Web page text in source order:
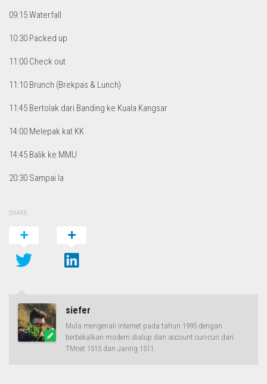
09:15 Waterfall
10:30 Packed up
11:00 Check out
11:10 Brunch (Brekpas & Lunch)
11:45 Bertolak dari Banding ke Kuala Kangsar
14:00 Melepak kat KK
14:45 Balik ke MMU
20:30 Sampai la
SHARE
siefer
Mula mengenali Internet pada tahun 1995 dengan
berbekalkan modem dialup dan account curi-curi dari
TMnet 1515 dan Jaring 1511.